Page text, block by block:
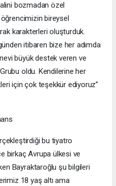
bozmadan özel
öğrencimizin bireysel
karakterleri oluşturduk.
itibaren bize her adımda
büyük destek veren ve
oldu. Kendilerine her
için çok teşekkür ediyoruz”
bu tiyatro
birkaç Avrupa ülkesi ve
Bayraktaroğlu şu bilgileri
18 yaş altı ama